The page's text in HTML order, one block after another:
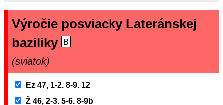
Výročie posviacky Lateránskej
baziliky
B
(sviatok)
Ez 47, 1-2. 8-9. 12
Ž 46, 2-3. 5-6. 8-9b